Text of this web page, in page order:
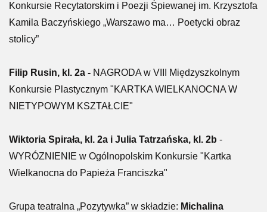
Konkursie Recytatorskim i Poezji Śpiewanej im. Krzysztofa
Kamila Baczyńskiego „Warszawo ma… Poetycki obraz
stolicy”
Filip Rusin, kl. 2a - NAGRODA w VIII Międzyszkolnym
Konkursie Plastycznym "KARTKA WIELKANOCNA W
NIETYPOWYM KSZTAŁCIE"
Wiktoria Spirała, kl. 2a i Julia Tatrzańska, kl. 2b -
WYRÓZNIENIE w Ogólnopolskim Konkursie "Kartka
Wielkanocna do Papieża Franciszka"
Grupa teatralna „Pozytywka” w składzie: Michalina